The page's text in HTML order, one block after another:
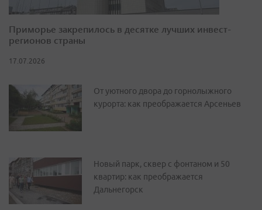
Приморье закрепилось в десятке лучших инвест-
регионов страны
17.07.2026
От уютного двора до горнолыжного
курорта: как преображается Арсеньев
Новый парк, сквер с фонтаном и 50
квартир: как преображается
Дальнегорск